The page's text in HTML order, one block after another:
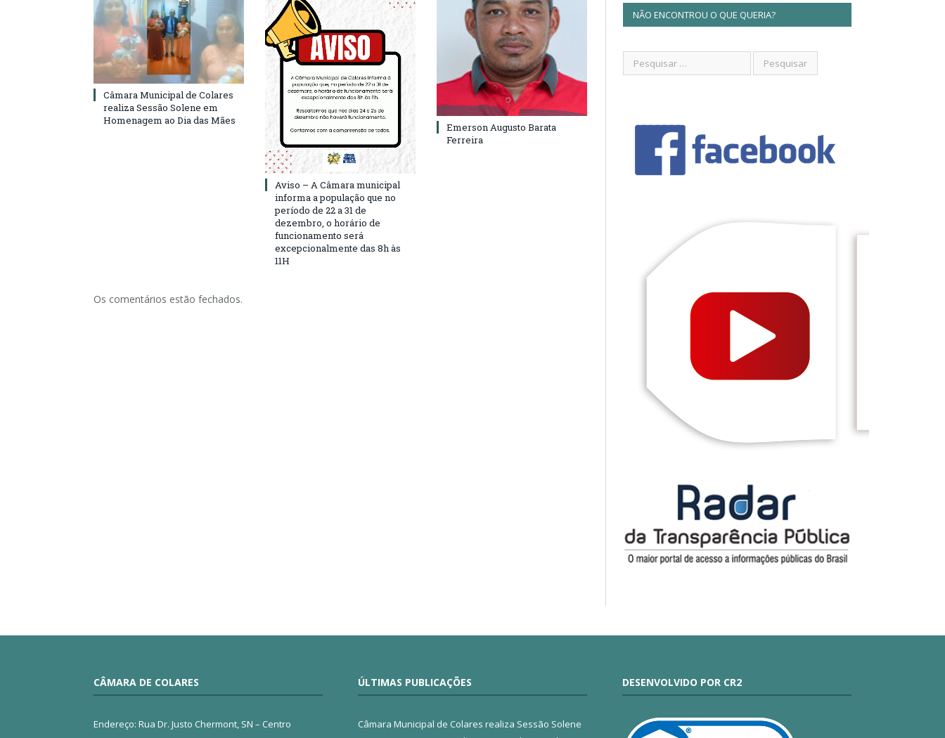
Câmara Municipal de Colares
realiza Sessão Solene em
Homenagem ao Dia das Mães
Aviso – A Câmara municipal
informa a população que no
período de 22 a 31 de
dezembro, o horário de
funcionamento será
excepcionalmente das 8h às
11H
Emerson Augusto Barata
Ferreira
Os comentários estão fechados.
NÃO ENCONTROU O QUE QUERIA?
CÂMARA DE COLARES
Endereço: Rua Dr. Justo Chermont, SN – Centro
ÚLTIMAS PUBLICAÇÕES
Câmara Municipal de Colares realiza Sessão Solene
DESENVOLVIDO POR CR2